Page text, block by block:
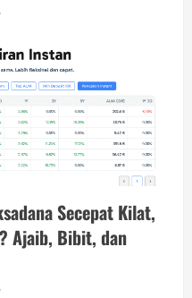
Secepat Kilat,
Ajaib, Bibit, dan